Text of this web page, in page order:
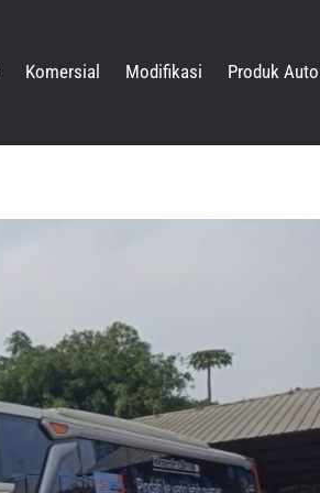
Komersial Modifikasi Produk